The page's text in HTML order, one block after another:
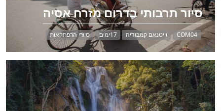
סיור תרבותי בדרום מזרח אסיה
COM04 וייטנאם קמבודיה 17ימים סיורי הרפתקאות